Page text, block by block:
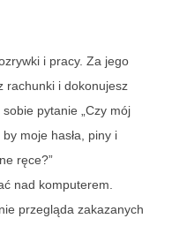
i pracy. Za jego
rachunki i dokonujesz
pytanie „Czy mój
moje hasła, piny i
ręce?”
nad komputerem.
przegląda zakazanych